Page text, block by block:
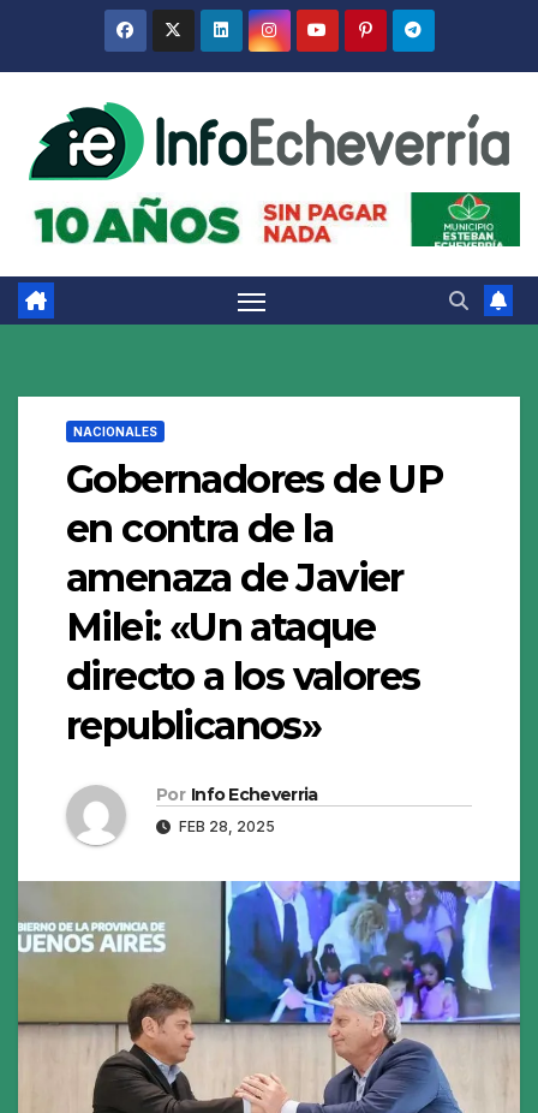
NACIONALES
Gobernadores de UP
en contra de la
amenaza de Javier
Milei: «Un ataque
directo a los valores
republicanos»
Por Info Echeverria
FEB 28, 2025